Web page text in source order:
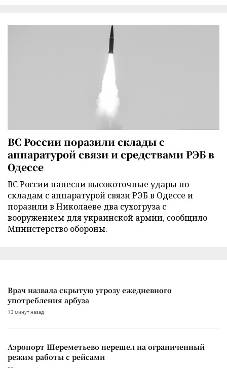
ВС России поразили склады с
аппаратурой связи и средствами РЭБ в
Одессе
ВС России нанесли высокоточные удары по
складам с аппаратурой связи РЭБ в Одессе и
поразили в Николаеве два сухогруза с
вооружением для украинской армии, сообщило
Министерство обороны.
Врач назвала скрытую угрозу ежедневного
употребления арбуза
13 минут назад
Аэропорт Шереметьево перешел на ограниченный
режим работы с рейсами